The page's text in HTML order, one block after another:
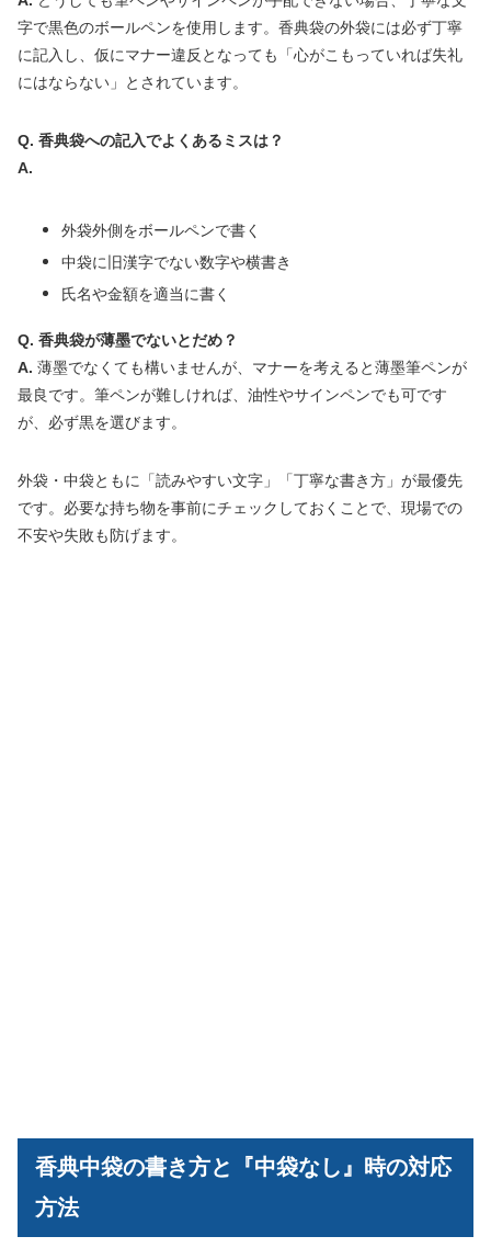
字で黒色のボールペンを使用します。香典袋の外袋には必ず丁寧
に記入し、仮にマナー違反となっても「心がこもっていれば失礼
にはならない」とされています。
Q. 香典袋への記入でよくあるミスは？
A.
外袋外側をボールペンで書く
中袋に旧漢字でない数字や横書き
氏名や金額を適当に書く
Q. 香典袋が薄墨でないとだめ？
A. 薄墨でなくても構いませんが、マナーを考えると薄墨筆ペンが
最良です。筆ペンが難しければ、油性やサインペンでも可です
が、必ず黒を選びます。
外袋・中袋ともに「読みやすい文字」「丁寧な書き方」が最優先
です。必要な持ち物を事前にチェックしておくことで、現場での
不安や失敗も防げます。
香典中袋の書き方と『中袋なし』時の対応
方法